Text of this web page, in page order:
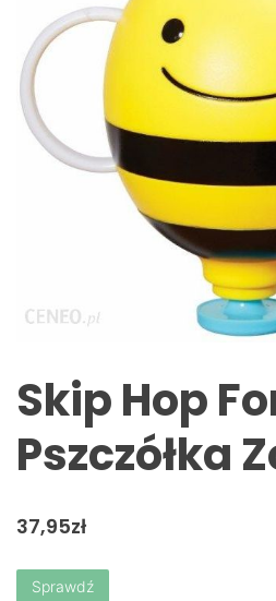
Skip Hop
Pszczółka
37,95zł
Sprawdź